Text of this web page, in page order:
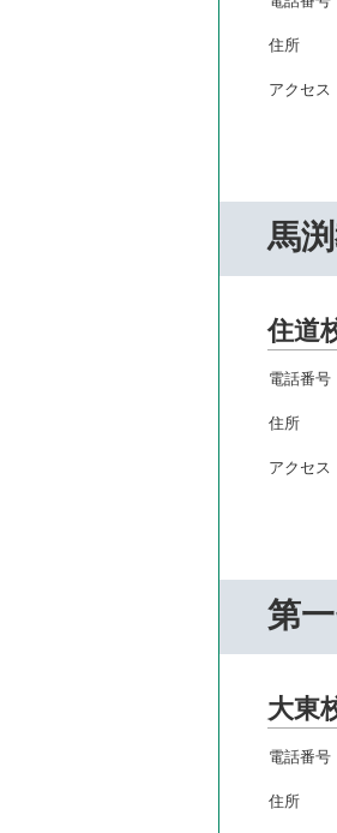
馬
住道
第
大東